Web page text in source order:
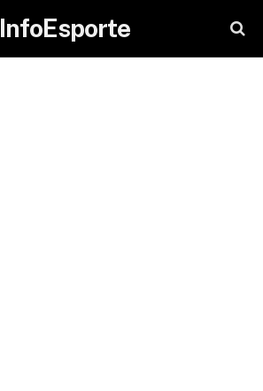
InfoEsporte